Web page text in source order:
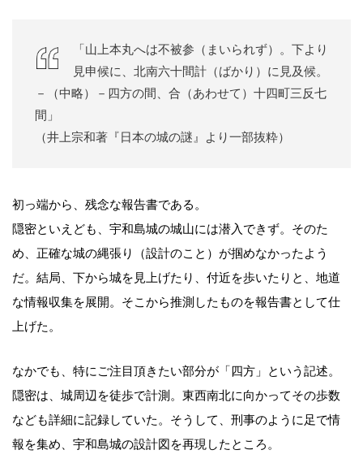
「山上本丸へは不被参（まいられず）。下より
見申候に、北南六十間計（ばかり）に見及候。
－（中略）－四方の間、合（あわせて）十四町三反七
間」
（井上宗和著『日本の城の謎』より一部抜粋）
初っ端から、残念な報告書である。
隠密といえども、宇和島城の城山には潜入できず。そのた
め、正確な城の縄張り（設計のこと）が掴めなかったよう
だ。結局、下から城を見上げたり、付近を歩いたりと、地道
な情報収集を展開。そこから推測したものを報告書として仕
上げた。
なかでも、特にご注目頂きたい部分が「四方」という記述。
隠密は、城周辺を徒歩で計測。東西南北に向かってその歩数
なども詳細に記録していた。そうして、刑事のように足で情
報を集め、宇和島城の設計図を再現したところ。